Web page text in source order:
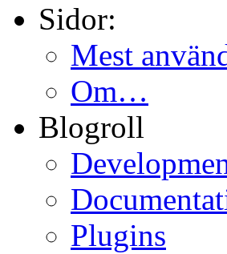
Sidor:
Mest
Om…
Blogroll
Plugins